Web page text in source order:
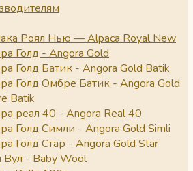
Роял Нью — Alpaca Royal New
Голд - Angora Gold
Голд Батик - Angora Gold Batik
Голд Омбре Батик - Angora Gold
Batik
реал 40 - Angora Real 40
Голд Симли - Angora Gold Simli
Голд Стар - Angora Gold Star
Вул - Baby Wool